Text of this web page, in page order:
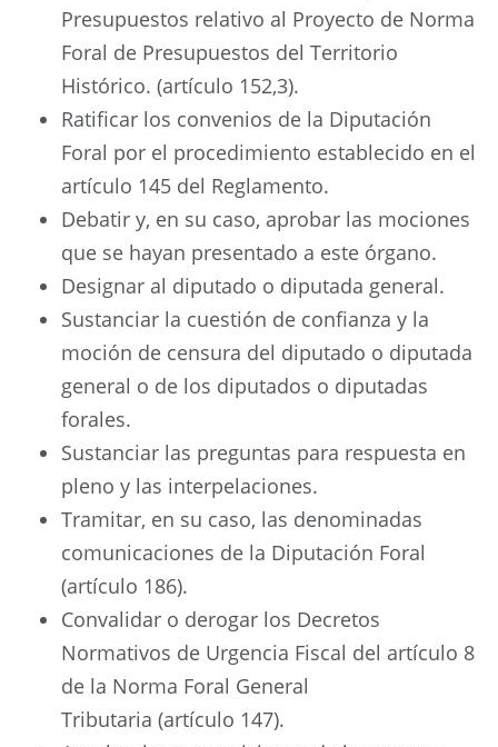
Presupuestos relativo al Proyecto de Norma
Foral de Presupuestos del Territorio
Histórico. (artículo 152,3).
Ratificar los convenios de la Diputación
Foral por el procedimiento establecido en el
artículo 145 del Reglamento.
Debatir y, en su caso, aprobar las mociones
que se hayan presentado a este órgano.
Designar al diputado o diputada general.
Sustanciar la cuestión de confianza y la
moción de censura del diputado o diputada
general o de los diputados o diputadas
forales.
Sustanciar las preguntas para respuesta en
pleno y las interpelaciones.
Tramitar, en su caso, las denominadas
comunicaciones de la Diputación Foral
(artículo 186).
Convalidar o derogar los Decretos
Normativos de Urgencia Fiscal del artículo 8
de la Norma Foral General
Tributaria (artículo 147).